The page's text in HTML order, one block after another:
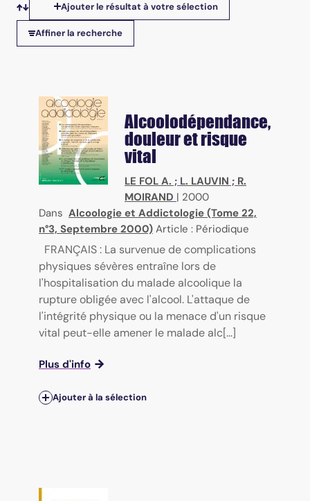
Tris disponibles
Ajouter le résultat à votre sélection
Affiner la recherche
Alcoolodépendance,
douleur et risque
vital
LE FOL A. ; L. LAUVIN ; R.
MOIRAND | 2000
Dans Alcoologie et Addictologie (Tome 22,
n°3, Septembre 2000) Article : Périodique
FRANÇAIS : La survenue de complications
physiques sévères entraîne lors de
l'hospitalisation du malade alcoolique la
rupture obligée avec l'alcool. L'attaque de
l'intégrité physique ou la menace d'un risque
vital peut-elle amener le malade alc[...]
Plus d'info
Ajouter à la sélection